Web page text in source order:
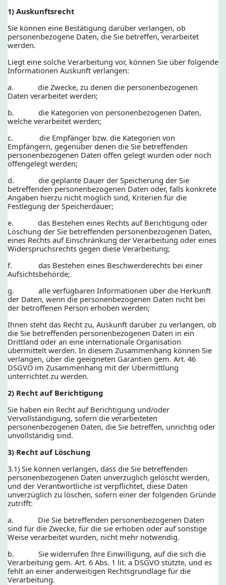
1) Auskunftsrecht
Sie können eine Bestätigung darüber verlangen, ob
personenbezogene Daten, die Sie betreffen, verarbeitet
werden.
Liegt eine solche Verarbeitung vor, können Sie über folgende
Informationen Auskunft verlangen:
a. die Zwecke, zu denen die personenbezogenen
Daten verarbeitet werden;
b. die Kategorien von personenbezogenen Daten,
welche verarbeitet werden;
c. die Empfänger bzw. die Kategorien von
Empfängern, gegenüber denen die Sie betreffenden
personenbezogenen Daten offen gelegt wurden oder noch
offengelegt werden;
d. die geplante Dauer der Speicherung der Sie
betreffenden personenbezogenen Daten oder, falls konkrete
Angaben hierzu nicht möglich sind, Kriterien für die
Festlegung der Speicherdauer;
e. das Bestehen eines Rechts auf Berichtigung oder
Löschung der Sie betreffenden personenbezogenen Daten,
eines Rechts auf Einschränkung der Verarbeitung oder eines
Widerspruchsrechts gegen diese Verarbeitung;
f. das Bestehen eines Beschwerderechts bei einer
Aufsichtsbehörde;
g. alle verfügbaren Informationen über die Herkunft
der Daten, wenn die personenbezogenen Daten nicht bei
der betroffenen Person erhoben werden;
Ihnen steht das Recht zu, Auskunft darüber zu verlangen, ob
die Sie betreffenden personenbezogenen Daten in ein
Drittland oder an eine internationale Organisation
übermittelt werden. In diesem Zusammenhang können Sie
verlangen, über die geeigneten Garantien gem. Art. 46
DSGVO im Zusammenhang mit der Übermittlung
unterrichtet zu werden.
2) Recht auf Berichtigung
Sie haben ein Recht auf Berichtigung und/oder
Vervollständigung, sofern die verarbeiteten
personenbezogenen Daten, die Sie betreffen, unrichtig oder
unvollständig sind.
3) Recht auf Löschung
3.1) Sie können verlangen, dass die Sie betreffenden
personenbezogenen Daten unverzüglich gelöscht werden,
und der Verantwortliche ist verpflichtet, diese Daten
unverzüglich zu löschen, sofern einer der folgenden Gründe
zutrifft:
a. Die Sie betreffenden personenbezogenen Daten
sind für die Zwecke, für die sie erhoben oder auf sonstige
Weise verarbeitet wurden, nicht mehr notwendig.
b. Sie widerrufen Ihre Einwilligung, auf die sich die
Verarbeitung gem. Art. 6 Abs. 1 lit. a DSGVO stützte, und es
fehlt an einer anderweitigen Rechtsgrundlage für die
Verarbeitung.